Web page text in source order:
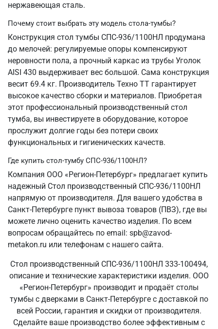
нержавеющая сталь.
Почему стоит выбрать эту модель стола-тумбы?
Конструкция стол тумбы СПС-936/1100НЛ продумана
до мелочей: регулируемые опоры компенсируют
неровности пола, а прочный каркас из трубы Уголок
AISI 430 выдерживает вес большой. Сама конструкция
весит 69.4 кг. Производитель Техно ТТ гарантирует
высокое качество сборки и материалов. Приобретая
этот профессиональный производственный стол
тумба, вы инвестируете в оборудование, которое
прослужит долгие годы без потери своих
функциональных и гигиенических качеств.
Где купить стол-тумбу СПС-936/1100НЛ?
Компания ООО «Регион-Петербург» предлагает купить
надежный Стол производственный СПС-936/1100НЛ
напрямую от производителя. Для вашего удобства в
Санкт‑Петербурге пункт вывоза товаров (ПВЗ), где вы
можете лично оценить качество изделия. По всем
вопросам обращайтесь по email: spb@zavod-
metakon.ru или телефонам с нашего сайта.
Стол производственный СПС-936/1100НЛ 333-100494,
описание и технические характеристики изделия. ООО
«Регион-Петербург» производит и продаёт столы
тумбы с дверками в Санкт‑Петербурге с доставкой по
всей России, гарантия и скидки от производителя.
Сделайте ваше производство более эффективным с